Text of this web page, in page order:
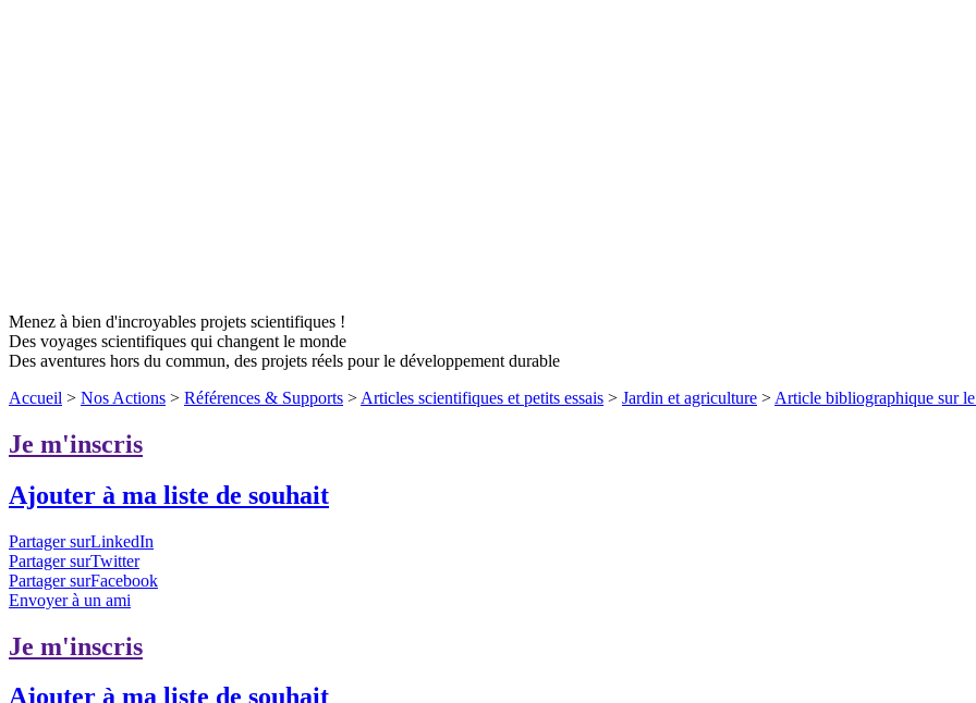
Menez à bien d'incroyables projets scientifiques !
Des voyages scientifiques qui changent le monde
Des aventures hors du commun, des projets réels pour le développement durable
Accueil > Nos Actions > Références & Supports > Articles scientifiques et petits essais > Jardin et agriculture > Article bibliographique sur
Je m'inscris
Ajouter à ma liste de souhait
Partager surLinkedIn
Partager surTwitter
Partager surFacebook
Envoyer à un ami
Je m'inscris
Ajouter à ma liste de souhait